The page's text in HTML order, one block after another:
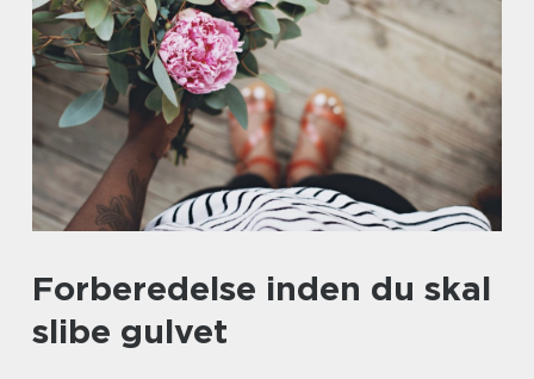
Forberedelse inden du skal
slibe gulvet